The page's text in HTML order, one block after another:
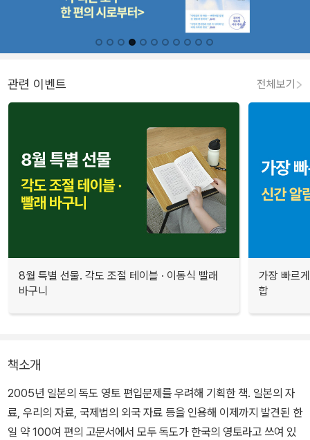
관련 이벤트 전체보기
8월 특별 선물. 각도 조절 테이블 · 이동식 빨래
바구니
가장 빠르
합
책소개
2005년 일본의 독도 영토 편입문제를 우려해 기획한 책. 일본의 자
료, 우리의 자료, 국제법의 외국 자료 등을 인용해 이제까지 발견된 한
일 약 100여 편의 고문서에서 모두 독도가 한국의 영토라고 쓰여 있